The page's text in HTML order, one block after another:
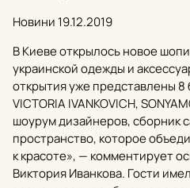
Новини 19.12.2019
В Киеве открылось новое
украинской одежды и
открытия уже представлены
VICTORIA IVANKOVICH,
шоурум дизайнеров, сборник
пространство, которое
к красоте», — комментирует
Виктория Иванкова. Гости